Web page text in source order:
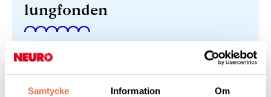
Samtycke Information Om
lungfonden